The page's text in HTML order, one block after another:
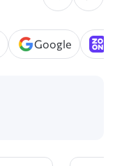
Google